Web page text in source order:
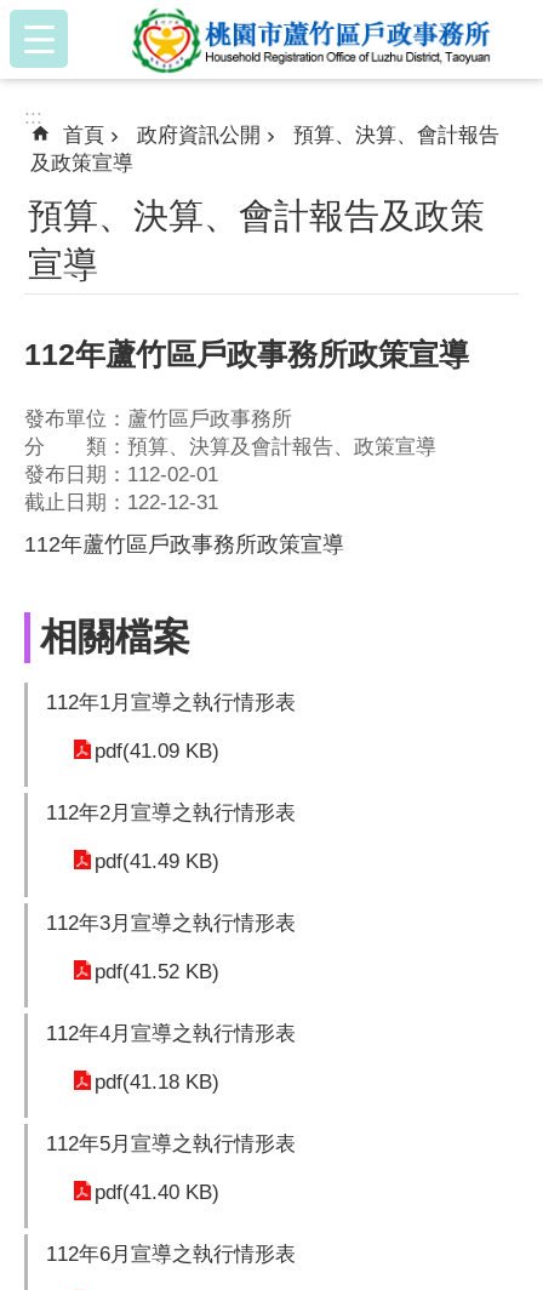
跳到主要內容區塊
:::
:::
首頁 政府資訊公開
預算、決算、會計報告
及政策宣導
預算、決算、會計報告及政策
宣導
112年蘆竹區戶政事務所政策宣導
發布單位：蘆竹區戶政事務所
分 類：預算、決算及會計報告、政策宣導
發布日期：112-02-01
截止日期：122-12-31
112年蘆竹區戶政事務所政策宣導
相關檔案
112年1月宣導之執行情形表
pdf(41.09 KB)
112年2月宣導之執行情形表
pdf(41.49 KB)
112年3月宣導之執行情形表
pdf(41.52 KB)
112年4月宣導之執行情形表
pdf(41.18 KB)
112年5月宣導之執行情形表
pdf(41.40 KB)
112年6月宣導之執行情形表